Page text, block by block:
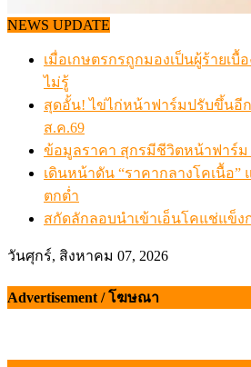
NEWS UPDATE
เมื่อเกษตรกรถูกมองเป็นผู้ร้ายเ
ไม่รู้
สุดอั้น! ไข่ไก่หน้าฟาร์มปรับขึ้นอีก
ส.ค.69
ข้อมูลราคา สุกรมีชีวิตหน้าฟาร์ม
เดินหน้าดัน “ราคากลางโคเนื้อ
ตกต่ำ
สกัดลักลอบนำเข้าเอ็นโคแช่แข็ง
วันศุกร์, สิงหาคม 07, 2026
Advertisement / โฆษณา